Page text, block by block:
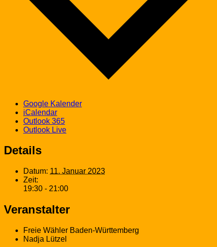
Google Kalender
iCalendar
Outlook 365
Outlook Live
Details
Datum: 11. Januar 2023
Zeit:
19:30 - 21:00
Veranstalter
Freie Wähler Baden-Württemberg
Nadja Lützel